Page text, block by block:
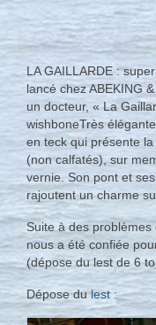
LA GAILLARDE :
lancé chez ABEKING
un docteur, « La
wishboneTrès
en teck qui présente
(non calfatés), sur
vernie. Son pont et
rajoutent un charme
Suite à des problèmes
nous a été confiée
(dépose du lest de 6
Dépose dulest: